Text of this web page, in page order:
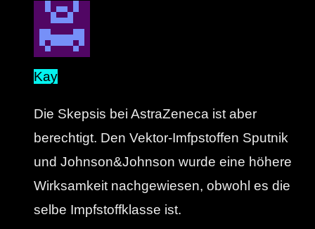
Kay
Die Skepsis bei AstraZeneca ist aber
berechtigt. Den Vektor-Imfpstoffen Sputnik
und Johnson&Johnson wurde eine höhere
Wirksamkeit nachgewiesen, obwohl es die
selbe Impfstoffklasse ist.